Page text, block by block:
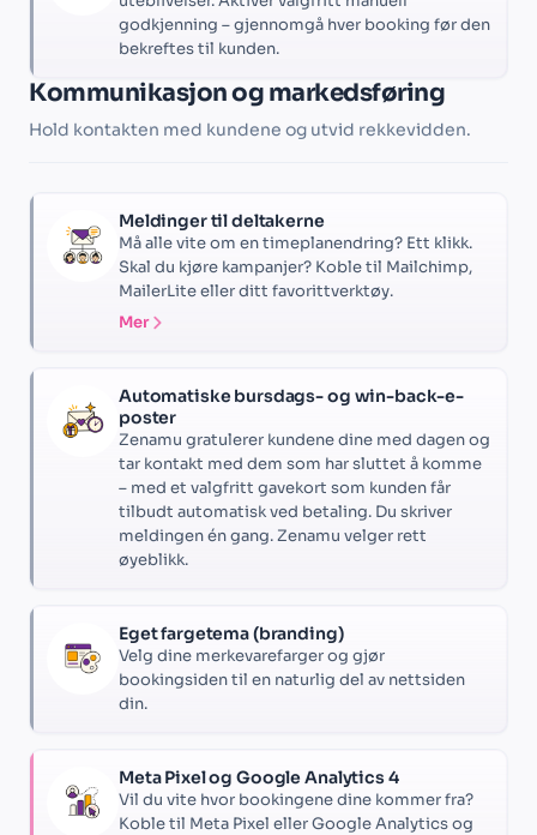
godkjenning – gjennomgå hver booking før den
bekreftes til kunden.
Kommunikasjon og markedsføring
Hold kontakten med kundene og utvid rekkevidden.
Meldinger til deltakerne
Må alle vite om en timeplanendring? Ett klikk.
Skal du kjøre kampanjer? Koble til Mailchimp,
MailerLite eller ditt favorittverktøy.
Mer
Automatiske bursdags- og win-back-e-
poster
Zenamu gratulerer kundene dine med dagen og
tar kontakt med dem som har sluttet å komme
– med et valgfritt gavekort som kunden får
tilbudt automatisk ved betaling. Du skriver
meldingen én gang. Zenamu velger rett
øyeblikk.
Eget fargetema (branding)
Velg dine merkevarefarger og gjør
bookingsiden til en naturlig del av nettsiden
din.
Meta Pixel og Google Analytics 4
Vil du vite hvor bookingene dine kommer fra?
Koble til Meta Pixel eller Google Analytics og